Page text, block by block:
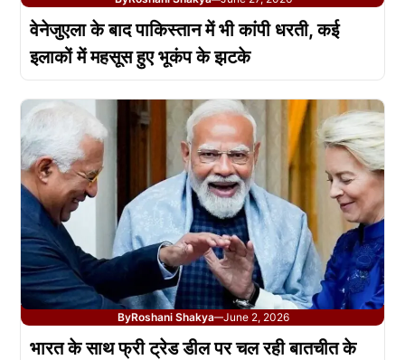
वेनेजुएला के बाद पाकिस्तान में भी कांपी धरती, कई
इलाकों में महसूस हुए भूकंप के झटके
ByRoshani Shakya—June 2, 2026
भारत के साथ फ्री ट्रेड डील पर चल रही बातचीत के